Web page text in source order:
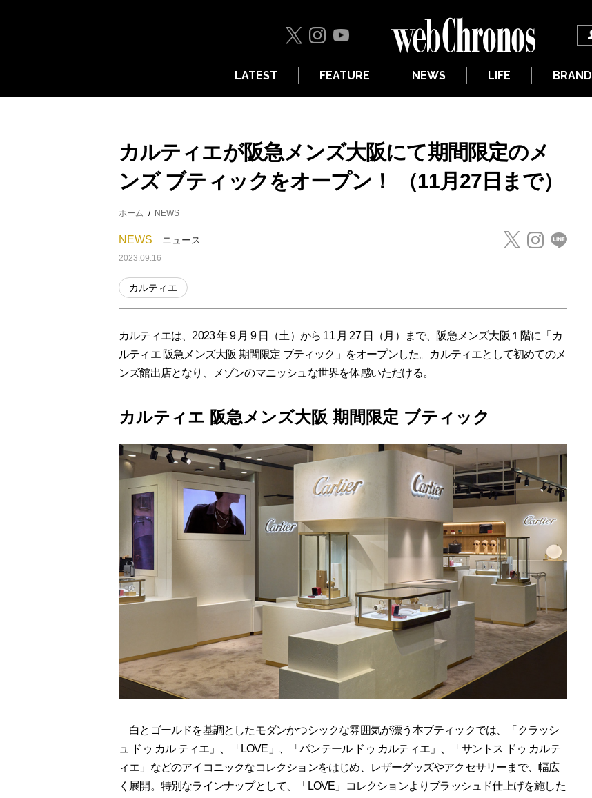
LATEST FEATURE NEWS LIFE BRAND
カルティエが阪急メンズ大阪にて期間限定のメ
ンズ ブティックをオープン！ （11月27日まで）
ホーム NEWS
NEWS ニュース
2023.09.16
カルティエ
カルティエは、2023 年 9 月 9 日（土）から 11 月 27 日（月）まで、阪急メンズ大阪１階に「カ
ルティエ 阪急メンズ大阪 期間限定 ブティック」をオープンした。カルティエとして初めてのメ
ンズ館出店となり、メゾンのマニッシュな世界を体感いただける。
カルティエ 阪急メンズ大阪 期間限定 ブティック
白とゴールドを基調としたモダンかつシックな雰囲気が漂う本ブティックでは、「クラッシ
ュ ドゥ カル ティエ」、「LOVE」、「パンテール ドゥ カルティエ」、「サントス ドゥ カルテ
ィエ」などのアイコニックなコレクションをはじめ、レザーグッズやアクセサリーまで、幅広
く展開。特別なラインナップとして、「LOVE」コレクションよりブラッシュド仕上げを施した